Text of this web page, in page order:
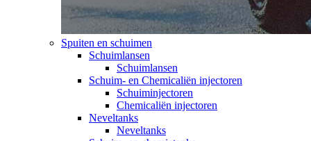
Spuiten en schuimen
Schuimlansen
Schuimlansen
Schuim- en Chemicaliën injectoren
Schuiminjectoren
Chemicaliën injectoren
Neveltanks
Neveltanks